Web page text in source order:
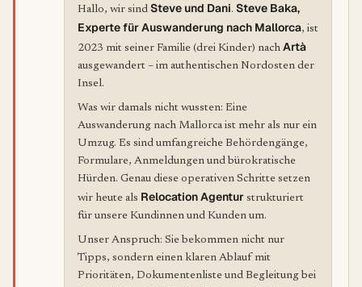
Hallo, wir sind Steve und Dani. Steve Baka,
Experte für Auswanderung nach Mallorca, ist
2023 mit seiner Familie (drei Kinder) nach Artà
ausgewandert – im authentischen Nordosten der
Insel.
Was wir damals nicht wussten: Eine
Auswanderung nach Mallorca ist mehr als nur ein
Umzug. Es sind umfangreiche Behördengänge,
Formulare, Anmeldungen und bürokratische
Hürden. Genau diese operativen Schritte setzen
wir heute als Relocation Agentur strukturiert
für unsere Kundinnen und Kunden um.
Unser Anspruch: Sie bekommen nicht nur
Tipps, sondern einen klaren Ablauf mit
Prioritäten, Dokumentenliste und Begleitung bei